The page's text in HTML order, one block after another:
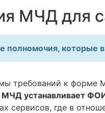
МЧД для
полномочия, которые
требований к форме
устанавливает
сервисов, где в